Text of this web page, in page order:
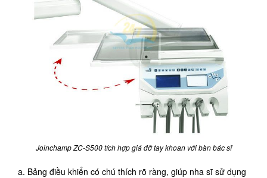
Joinchamp ZC-S500 tích hợp giá đỡ tay khoan với bàn bác sĩ
a. Bảng điều khiển có chú thích rõ ràng, giúp nha sĩ sử dụng